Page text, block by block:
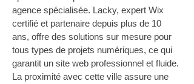
agence spécialisée. Lacky, expert Wix
certifié et partenaire depuis plus de 10
ans, offre des solutions sur mesure pour
tous types de projets numériques, ce qui
garantit un site web professionnel et fluide.
La proximité avec cette ville assure une